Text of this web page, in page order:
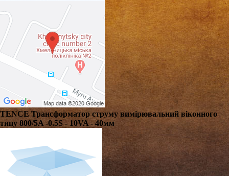
TENCE Трансформатор струму вимірювальний віконного
типу 800/5A -0.5S - 10VA - 40мм